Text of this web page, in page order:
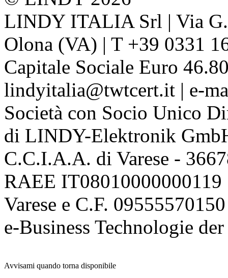
LINDY ITALIA Srl | Via
Olona (VA) | T +39 0331
Capitale Sociale Euro
lindyitalia@twtcert.it | e-
Società con Socio Unico
di LINDY-Elektronik
C.C.I.A.A. di Varese -
RAEE
Varese e C.F. 09555570150
e-Business Technologie
Avvisami quando torna disponibile